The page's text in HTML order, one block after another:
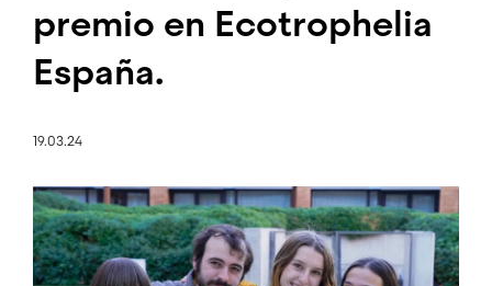
premio en Ecotrophelia
España.
19.03.24
Imagen